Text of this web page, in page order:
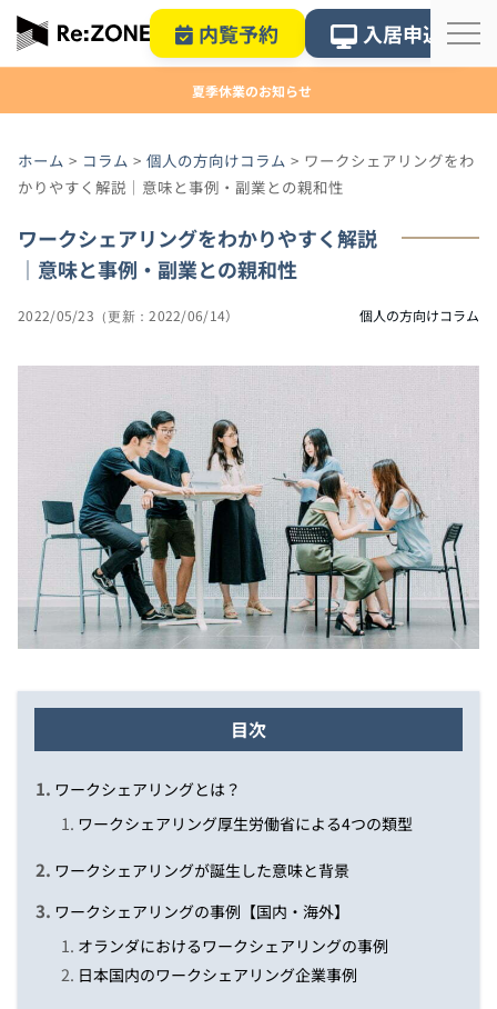
内覧予約 入居申込
夏季休業のお知らせ
ホーム > コラム > 個人の方向けコラム > ワークシェアリングをわ
かりやすく解説｜意味と事例・副業との親和性
ワークシェアリングをわかりやすく解説
｜意味と事例・副業との親和性
2022/05/23 2022/06/14 個人の方向けコラム
目次
ワークシェアリングとは？
ワークシェアリング厚生労働省による4つの類型
ワークシェアリングが誕生した意味と背景
ワークシェアリングの事例【国内・海外】
オランダにおけるワークシェアリングの事例
日本国内のワークシェアリング企業事例